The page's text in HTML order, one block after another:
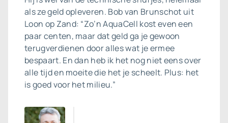
als ze geld opleveren. Bob van Brunschot uit
Loon op Zand: “Zo’n AquaCell kost even een
paar centen, maar dat geld ga je gewoon
terugverdienen door alles wat je ermee
bespaart. En dan heb ik het nog niet eens over
alle tijd en moeite die het je scheelt. Plus: het
is goed voor het milieu.”